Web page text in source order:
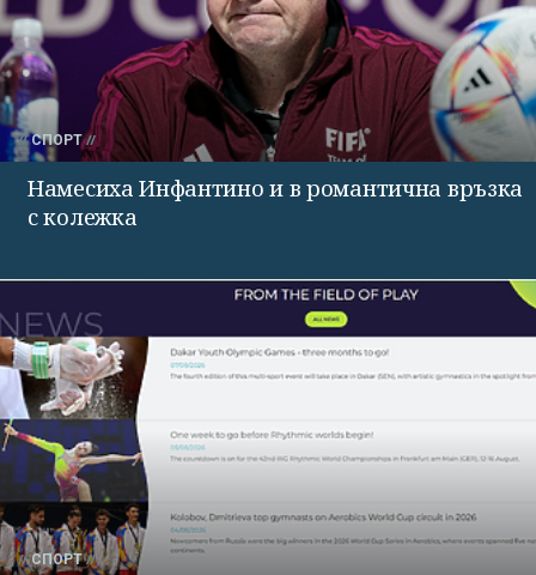
СПОРТ
Намесиха Инфантино и в романтична връзка
с колежка
СПОРТ